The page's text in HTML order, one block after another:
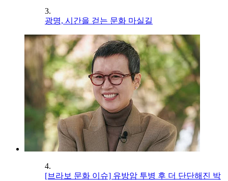
3.
광명, 시간을 걷는 문화 마실길
4.
[브라보 문화 이슈] 유방암 투병 후 더 단단해진 박